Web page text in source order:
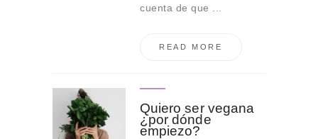
cuenta de que ...
READ MORE
Quiero ser vegana
¿por dónde
empiezo?